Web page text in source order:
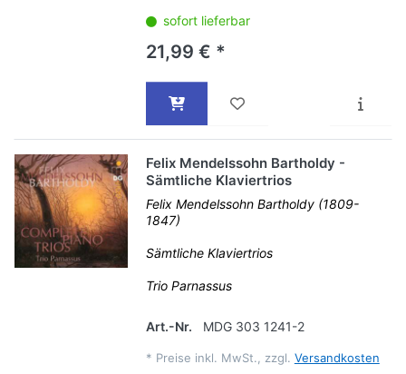
sofort lieferbar
21,99 € *
Felix Mendelssohn Bartholdy -
Sämtliche Klaviertrios
Felix Mendelssohn Bartholdy (1809-
1847)
Sämtliche Klaviertrios
Trio Parnassus
Art.-Nr. MDG 303 1241-2
* Preise inkl. MwSt., zzgl. Versandkosten